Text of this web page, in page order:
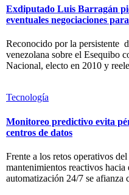
Exdiputado Luis Barragán
eventuales negociaciones
Reconocido por la persistente
venezolana sobre el Esequibo
Nacional, electo en 2010 y
Tecnología
Monitoreo predictivo evita
centros de datos
Frente a los retos operativos
mantenimientos reactivos
automatización 24/7 se afianza